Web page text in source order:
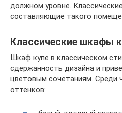
должном уровне.
составляющие такого
Классические шкафы
Шкаф купе в классическом
сдержанность дизайна и
цветовым сочетаниям. Среди
оттенков: